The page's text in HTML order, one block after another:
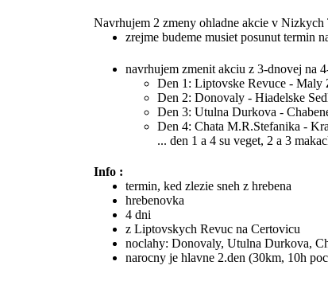
Navrhujem 2 zmeny ohladne akcie v Nizkych
zrejme budeme musiet posunut termin
navrhujem zmenit akciu z 3-dnovej na
Den 1: Liptovske Revuce -
Den 2: Donovaly - Hiadelske
Den 3: Utulna Durkova -
Den 4: Chata M.R.Stefanika -
... den 1 a 4 su veget, 2 a 3
Info :
termin, ked zlezie sneh z hrebena
hrebenovka
4 dni
z Liptovskych Revuc na Certovicu
noclahy: Donovaly, Utulna Durkova,
narocny je hlavne 2.den (30km, 10h